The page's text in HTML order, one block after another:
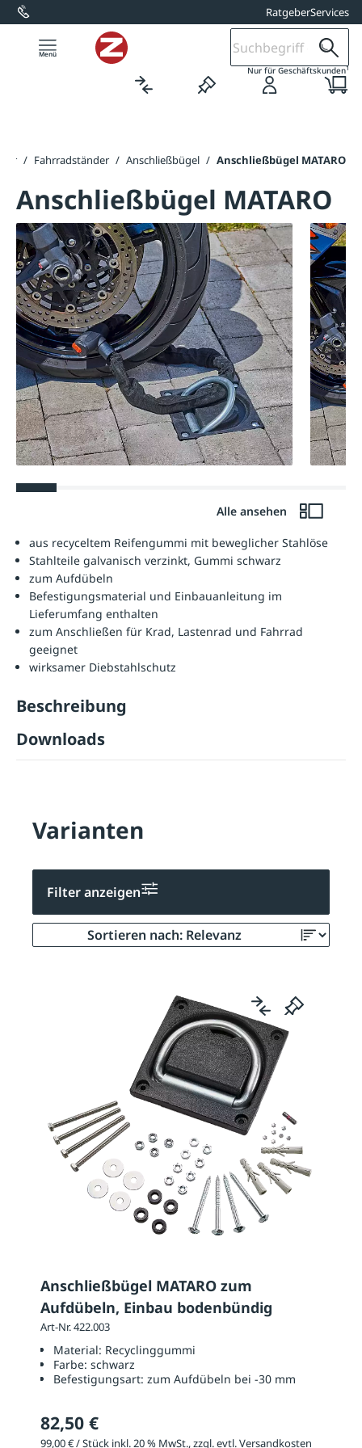
springen RatgeberServices
Nur für Geschäftskunden1
/ Fahrradständer / Anschließbügel / Anschließbügel MATARO
Anschließbügel MATARO
Alle ansehen
aus recyceltem Reifengummi mit beweglicher Stahlöse
Stahlteile galvanisch verzinkt, Gummi schwarz
zum Aufdübeln
Befestigungsmaterial und Einbauanleitung im
Lieferumfang enthalten
zum Anschließen für Krad, Lastenrad und Fahrrad
geeignet
wirksamer Diebstahlschutz
Beschreibung
Downloads
Varianten
Filter anzeigen
Anschließbügel MATARO zum
Aufdübeln, Einbau bodenbündig
Art-Nr. 422.003
Material: Recyclinggummi
Farbe: schwarz
Befestigungsart: zum Aufdübeln bei -30 mm
82,50 €
99,00 € / Stück inkl. 20 % MwSt., zzgl. evtl. Versandkosten